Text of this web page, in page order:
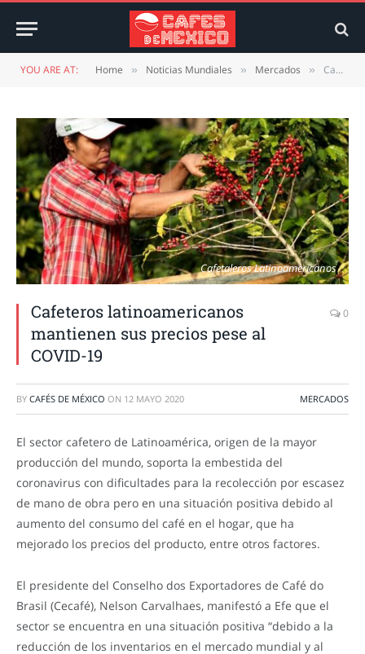
YOU ARE AT: Home » Noticias Mundiales » Mercados » Cafeteros latinoamericanos mantienen sus precios pese al COVID-19
Cafetaleros Latinoamericanos
Cafeteros latinoamericanos
mantienen sus precios pese al
COVID-19
0
BY CAFÉS DE MÉXICO ON 12 MAYO 2020 MERCADOS
El sector cafetero de Latinoamérica, origen de la mayor
producción del mundo, soporta la embestida del
coronavirus con dificultades para la recolección por escasez
de mano de obra pero en una situación positiva debido al
aumento del consumo del café en el hogar, que ha
mejorado los precios del producto, entre otros factores.
El presidente del Conselho dos Exportadores de Café do
Brasil (Cecafé), Nelson Carvalhaes, manifestó a Efe que el
sector se encuentra en una situación positiva “debido a la
reducción de los inventarios en el mercado mundial y al